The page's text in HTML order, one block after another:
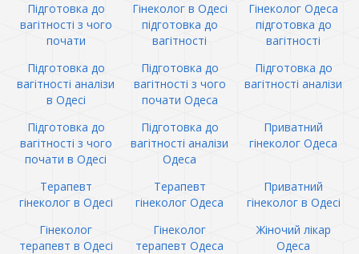
Підготовка до
вагітності з чого
почати
Гінеколог в Одесі
підготовка до
вагітності
Гінеколог Одеса
підготовка до
вагітності
Підготовка до
вагітності аналізи
в Одесі
Підготовка до
вагітності з чого
почати Одеса
Підготовка до
вагітності аналізи
Підготовка до
вагітності з чого
почати в Одесі
Підготовка до
вагітності аналізи
Одеса
Приватний
гінеколог Одеса
Терапевт
гінеколог в Одесі
Терапевт
гінеколог Одеса
Приватний
гінеколог в Одесі
Гінеколог
терапевт в Одесі
Гінеколог
терапевт Одеса
Жіночий лікар
Одеса